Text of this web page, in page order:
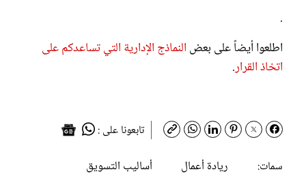
.
اطلعوا أيضاً على بعض النماذج الإدارية التي تساعدكم على
اتخاذ القرار.
تابعونا على :
سمات:
ريادة أعمال
أساليب التسويق